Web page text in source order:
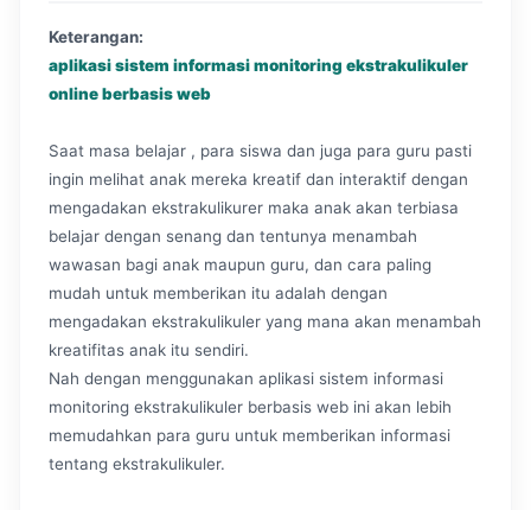
Keterangan:
aplikasi sistem informasi monitoring ekstrakulikuler
online berbasis web
Saat masa belajar , para siswa dan juga para guru pasti
ingin melihat anak mereka kreatif dan interaktif dengan
mengadakan ekstrakulikurer maka anak akan terbiasa
belajar dengan senang dan tentunya menambah
wawasan bagi anak maupun guru, dan cara paling
mudah untuk memberikan itu adalah dengan
mengadakan ekstrakulikuler yang mana akan menambah
kreatifitas anak itu sendiri.
Nah dengan menggunakan aplikasi sistem informasi
monitoring ekstrakulikuler berbasis web ini akan lebih
memudahkan para guru untuk memberikan informasi
tentang ekstrakulikuler.